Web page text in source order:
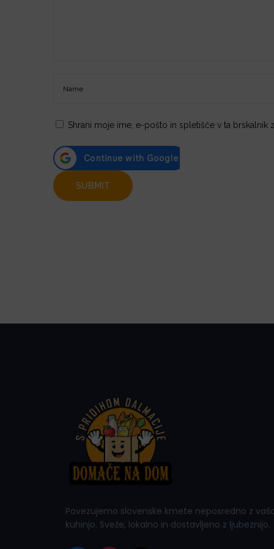
Shrani moje ime, e-pošto in spletišče v ta brskalnik
Povezujemo slovenske kmete neposredno z
kuhinjo. Sveže, lokalno in dostavljeno z ljubeznijo.